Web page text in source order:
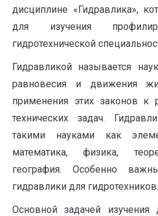
дисциплине «Гидравлика»,
для изучения
гидротехнической
Гидравликой называется
равновесия и движения
применения этих законов к
технических задач.
такими науками как
математика, физика,
география. Особенно
гидравлики для гидротехников.
Основной задачей изучения